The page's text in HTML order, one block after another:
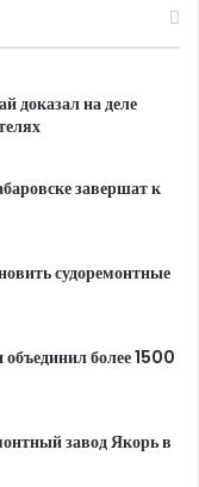
доказал на деле
завершат к
судоремонтные
более 1500
завод Якорь в